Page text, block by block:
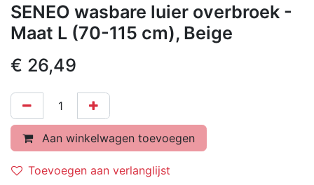
SENEO wasbare luier overbroek -
Maat L (70-115 cm), Beige
€ 26,49
Aan winkelwagen toevoegen
Toevoegen aan verlanglijst